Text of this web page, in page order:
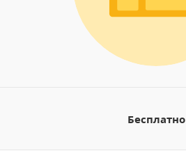
Бесплатно